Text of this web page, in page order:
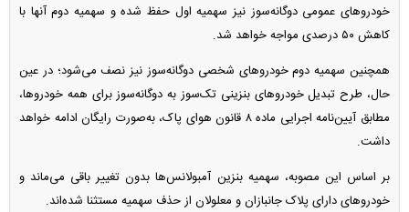
خودرو‌های عمومی دوگانه‌سوز نیز سهمیه اول حفظ شده و سهمیه دوم آنها با
کاهش ۵۰ درصدی مواجه خواهد شد.
همچنین سهمیه دوم خودرو‌های شخصی دوگانه‌سوز نیز نصف می‌شود؛ در عین
حال، طرح تبدیل خودرو‌های بنزینی تک‌سوز به دوگانه‌سوز برای همه خودروها،
مطابق آیین‌نامه اجرایی ماده ۸ قانون هوای پاک، به‌صورت رایگان ادامه خواهد
داشت.
بر اساس این مصوبه، سهمیه بنزین آمبولانس‌ها بدون تغییر باقی می‌ماند و
خودرو‌های دارای پلاک جانبازان و معلولان از حذف سهمیه مستثنا شده‌اند.